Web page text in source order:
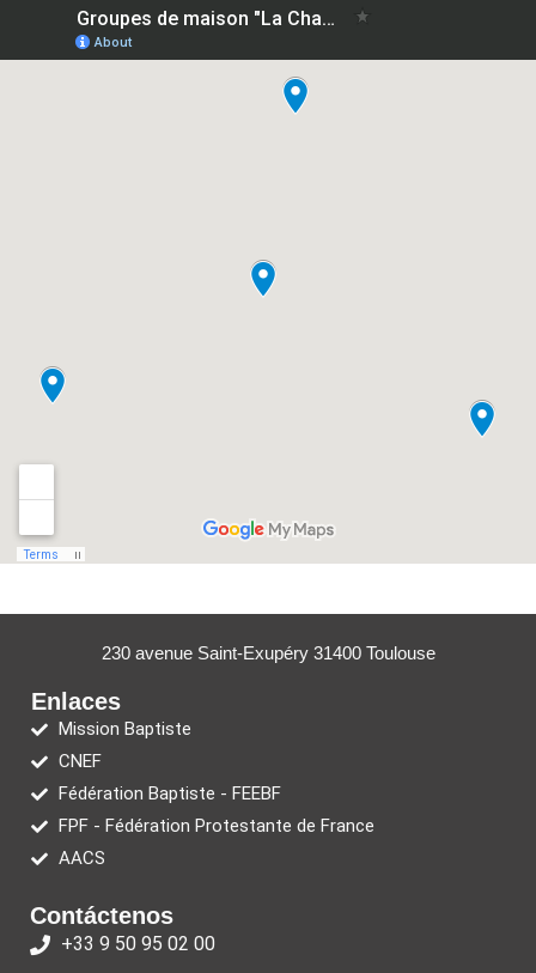
230 avenue Saint-Exupéry 31400 Toulouse
Enlaces
Mission Baptiste
CNEF
Fédération Baptiste - FEEBF
FPF - Fédération Protestante de France
AACS
Contáctenos
+33 9 50 95 02 00